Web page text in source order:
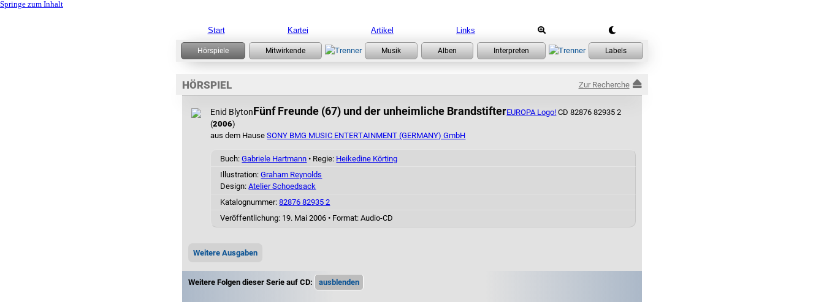
Springe zum Inhalt
Start Kartei Artikel Links
HÖRSPIEL Zur Recherche
Enid BlytonFünf Freunde (67) und der unheimliche BrandstifterEUROPA Logo! CD 82876 82935 2
(2006)
aus dem HauseSONY BMG MUSIC ENTERTAINMENT (GERMANY) GmbH
Buch:Gabriele Hartmann • Regie: Heikedine Körting
Illustration:Graham Reynolds
Design:Atelier Schoedsack
Katalognummer:82876 82935 2
Veröffentlichung: 19. Mai 2006 • Format: Audio-CD
Weitere Ausgaben
Weitere Folgen dieser Serie auf CD: